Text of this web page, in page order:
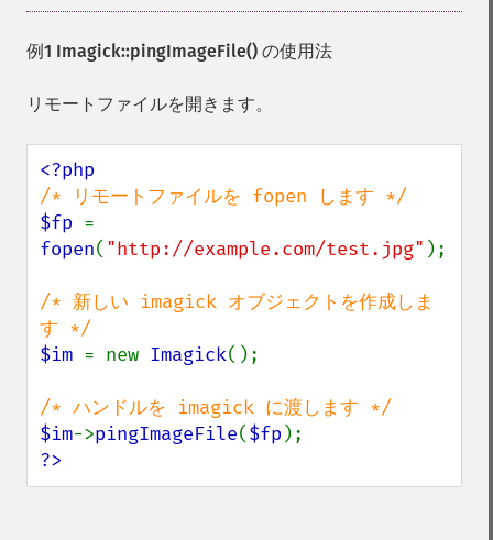
例1 Imagick::pingImageFile() の使用法
リモートファイルを開きます。
$fp
fopen( "http://example.com/test.jpg" );
/* 新しい imagick オブジェクトを作成しま
$im = new Imagick();
$im->pingImageFile($fp
?>
contrastImage
contrastStretchImage
convolveImage
cropThumbnailImage
current
cycleColormapImage
decipherImage
deconstructImages
deleteImageProperty
deskewImage
despeckleImage
displayImage
displayImages
distortImage
drawImage